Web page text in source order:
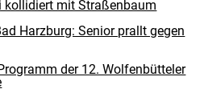
kollidiert mit Straßenbaum
Harzburg: Senior prallt gegen
der 12. Wolfenbütteler